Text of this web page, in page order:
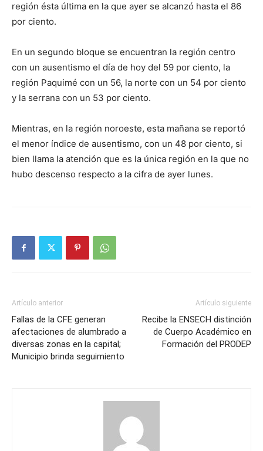
región ésta última en la que ayer se alcanzó hasta el 86
por ciento.
En un segundo bloque se encuentran la región centro
con un ausentismo el día de hoy del 59 por ciento, la
región Paquimé con un 56, la norte con un 54 por ciento
y la serrana con un 53 por ciento.
Mientras, en la región noroeste, esta mañana se reportó
el menor índice de ausentismo, con un 48 por ciento, si
bien llama la atención que es la única región en la que no
hubo descenso respecto a la cifra de ayer lunes.
Artículo anterior
Fallas de la CFE generan
afectaciones de alumbrado a
diversas zonas en la capital;
Municipio brinda seguimiento
Artículo siguiente
Recibe la ENSECH distinción
de Cuerpo Académico en
Formación del PRODEP